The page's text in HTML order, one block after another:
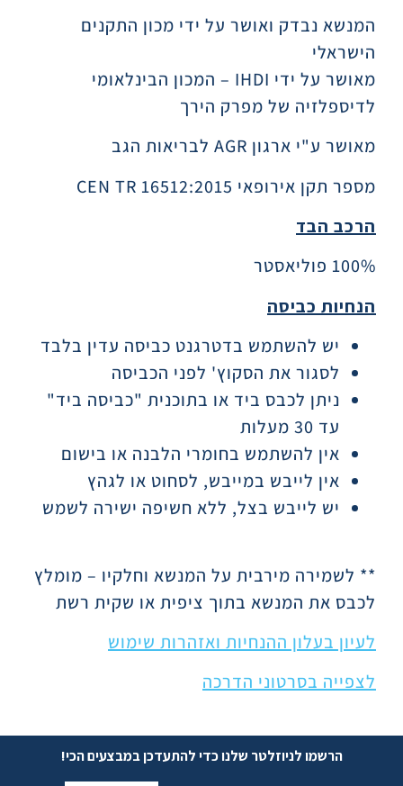
המנשא נבדק ואושר על ידי מכון התקנים
הישראלי
מאושר על ידי IHDI – המכון הבינלאומי
לדיספלזיה של מפרק הירך
מאושר ע"י ארגון AGR לבריאות הגב
מספר תקן אירופאי CEN TR 16512:2015
הרכב הבד
100% פוליאסטר
הנחיות כביסה
יש להשתמש בדטרגנט כביסה עדין בלבד
לסגור את הסקוץ' לפני הכביסה
ניתן לכבס ביד או בתוכנית "כביסה ביד"
עד 30 מעלות
אין להשתמש בחומרי הלבנה או בישום
אין לייבש במייבש, לסחוט או לגהץ
יש לייבש בצל, ללא חשיפה ישירה לשמש
** לשמירה מירבית על המנשא וחלקיו – מומלץ
לכבס את המנשא בתוך ציפית או שקית רשת
לעיון בעלון ההנחיות ואזהרות שימוש
לצפייה בסרטוני הדרכה
הרשמו לניוזלטר שלנו כדי להתעדכן במבצעים הכי!